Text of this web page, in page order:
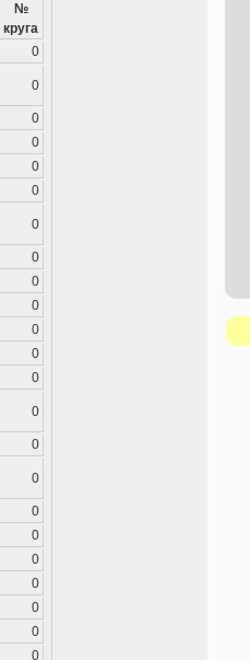
№
круга
0
0
0
0
0
0
0
0
0
0
0
0
0
0
0
0
0
0
0
0
0
0
0